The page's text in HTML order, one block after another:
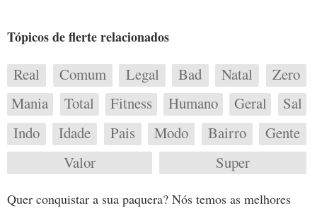
Tópicos de flerte relacionados
Real Comum Legal Bad Natal
Zero
Mania
Total Fitness Humano Geral
Sal
Indo
Idade Pais Modo Bairro
Gente
Valor
Super
Quer conquistar a sua paquera? Nós temos as melhores